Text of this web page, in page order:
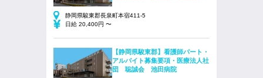
静岡県駿東郡長泉町本宿411-5
日給 20,400円 〜
【静岡県駿東郡】看護師パート・
アルバイト募集要項・医療法人社
団 聡誠会 池田病院